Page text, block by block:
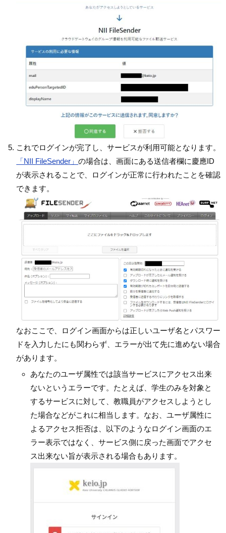
これでログインが完了し、サービスが利用可能となります。
「NII FileSender」の場合は、画面にある送信者欄に慶應ID
が表示されることで、ログインが正常に行われたことを確認
できます。
なおここで、ログイン画面からは正しいユーザ名とパスワー
ドを入力したにも関わらず、エラーが出て先に進めない場合
があります。
あなたのユーザ属性では該当サービスにアクセス出来
ないというエラーです。たとえば、学生のみを対象と
するサービスに対して、教職員がアクセスしようとし
た場合などがこれに相当します。なお、ユーザ属性に
よるアクセス拒否は、以下のようなログイン画面のエ
ラー表示ではなく、サービス側に戻った画面でアクセ
ス出来ない旨が表示される場合もあります。